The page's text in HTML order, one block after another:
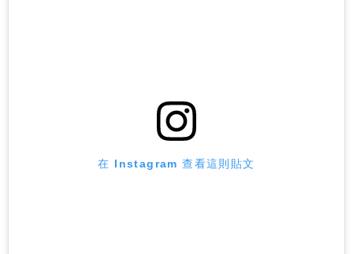
在 Instagram 查看這則貼文